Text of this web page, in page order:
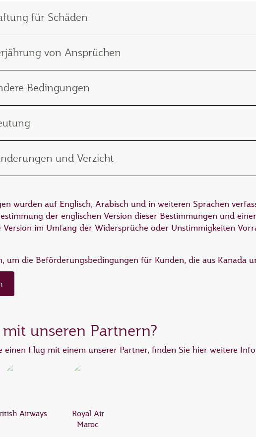
für Schäden
von Ansprüchen
Bedingungen
und Verzicht
wurden auf Englisch, Arabisch und in weiteren Sprachen
der englischen Version dieser Bestimmungen und
Version im Umfang der Widersprüche oder Unstimmigkeiten
um die Beförderungsbedingungen für Kunden, die aus Kanada
mit unseren Partnern?
einen Flug mit einem unserer Partner, finden Sie hier weitere
Airways
Royal Air
Maroc